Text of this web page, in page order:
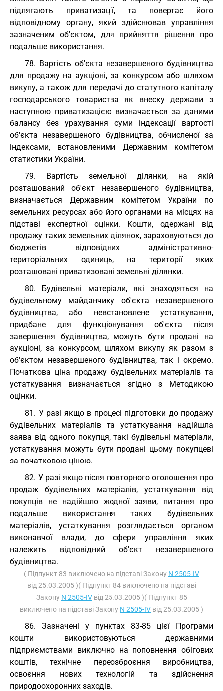
підлягають приватизації, та повертає його
відповідному органу, який здійснював управління
зазначеним об'єктом, для прийняття рішення про
подальше використання.
78. Вартість об'єкта незавершеного будівництва
для продажу на аукціоні, за конкурсом або шляхом
викупу, а також для передачі до статутного капіталу
господарського товариства як внеску держави з
наступною приватизацією визначається за даними
балансу без урахування суми індексації вартості
об'єкта незавершеного будівництва, обчисленої за
індексами, встановленими Державним комітетом
статистики України.
79. Вартість земельної ділянки, на якій
розташований об'єкт незавершеного будівництва,
визначається Державним комітетом України по
земельних ресурсах або його органами на місцях на
підставі експертної оцінки. Кошти, одержані від
продажу таких земельних ділянок, зараховуються до
бюджетів відповідних адміністративно-
територіальних одиниць, на території яких
розташовані приватизовані земельні ділянки.
80. Будівельні матеріали, які знаходяться на
будівельному майданчику об'єкта незавершеного
будівництва, або невстановлене устаткування,
придбане для функціонування об'єкта після
завершення будівництва, можуть бути продані на
аукціоні, за конкурсом, шляхом викупу як разом з
об'єктом незавершеного будівництва, так і окремо.
Початкова ціна продажу будівельних матеріалів та
устаткування визначається згідно з Методикою
оцінки.
81. У разі якщо в процесі підготовки до продажу
будівельних матеріалів та устаткування надійшла
заява від одного покупця, такі будівельні матеріали,
устаткування можуть бути продані цьому покупцеві
за початковою ціною.
82. У разі якщо після повторного оголошення про
продаж будівельних матеріалів, устаткування від
покупців не надійшло жодної заяви, питання про
подальше використання таких будівельних
матеріалів, устаткування розглядається органом
виконавчої влади, до сфери управління яких
належить відповідний об'єкт незавершеного
будівництва.
( Підпункт 83 виключено на підставі Закону N 2505-IV
від 25.03.2005 )( Підпункт 84 виключено на підставі
Закону N 2505-IVвід 25.03.2005 )( Підпункт 85
виключено на підставі Закону N 2505-IV від 25.03.2005 )
86. Зазначені у пунктах 83-85 цієї Програми
кошти використовуються державними
підприємствами виключно на поповнення обігових
коштів, технічне переозброєння виробництва,
освоєння нових технологій та здійснення
природоохоронних заходів.